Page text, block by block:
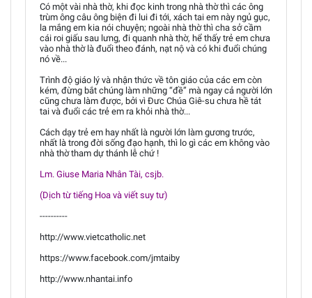
Có một vài nhà thờ, khi đọc kinh trong nhà thờ thì các ông
trùm ông câu ông biện đi lui đi tới, xách tai em này ngủ gục,
la mắng em kia nói chuyện; ngoài nhà thờ thì cha sở cầm
cái roi giấu sau lưng, đi quanh nhà thờ, hể thấy trẻ em chưa
vào nhà thờ là đuổi theo đánh, nạt nộ và có khi đuổi chúng
nó về...
Trình độ giáo lý và nhận thức về tôn giáo của các em còn
kém, đừng bắt chúng làm những “đề” mà ngay cả người lớn
cũng chưa làm được, bởi vì Đưc Chúa Giê-su chưa hề tát
tai và đuổi các trẻ em ra khỏi nhà thờ...
Cách dạy trẻ em hay nhất là người lớn làm gương trước,
nhất là trong đời sống đạo hạnh, thì lo gì các em không vào
nhà thờ tham dự thánh lễ chứ !
Lm. Giuse Maria Nhân Tài, csjb.
(Dịch từ tiếng Hoa và viết suy tư)
----------
http://www.vietcatholic.net
https://www.facebook.com/jmtaiby
http://www.nhantai.info